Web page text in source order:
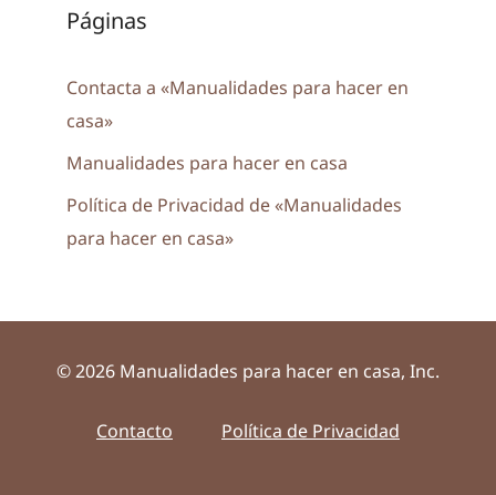
Páginas
Contacta a «Manualidades para hacer en
casa»
Manualidades para hacer en casa
Política de Privacidad de «Manualidades
para hacer en casa»
© 2026 Manualidades para hacer en casa, Inc.
Contacto Política de Privacidad